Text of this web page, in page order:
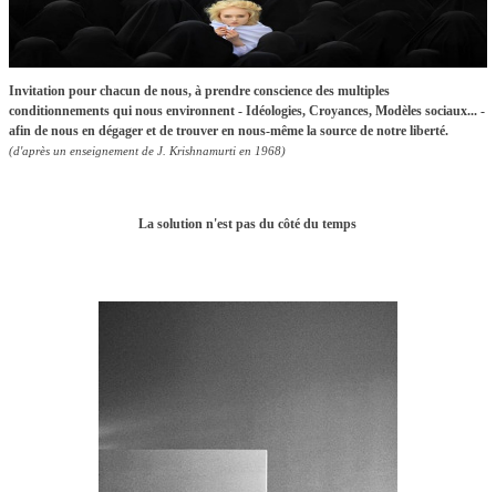
Invitation pour chacun de nous, à prendre conscience des multiples
conditionnements qui nous environnent - Idéologies, Croyances, Modèles sociaux... -
afin de nous en dégager et de trouver en nous-même la source de notre liberté.
(d'après un enseignement de J. Krishnamurti en 1968)
La solution n'est pas du côté du temps